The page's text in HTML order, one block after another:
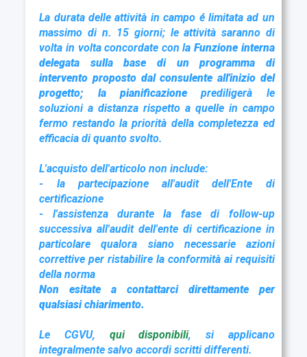
La durata delle attività in campo é limitata ad un
massimo di n. 15 giorni; le attività saranno di
volta in volta concordate con la Funzione interna
delegata
sulla base di un programma di
intervento proposto dal consulente all'inizio del
progetto; la pianificazioneprediligerà le
soluzioni a distanza rispetto a quelle in campo
fermo restando la priorità della completezza ed
efficacia di quanto svolto.
L'acquisto dell'articolo non include:
- la partecipazione all'audit dell'Ente di
certificazione
- l'assistenza durante la fase di follow-up
successiva all'audit dell'ente di certificazione in
particolare qualora siano necessarie azioni
correttive per ristabilire la conformità ai requisiti
della norma
Non esitate a contattarci direttamente per
qualsiasi chiarimento.
Le CGVU, qui disponibili, si applicano
integralmente salvo accordi scritti differenti.